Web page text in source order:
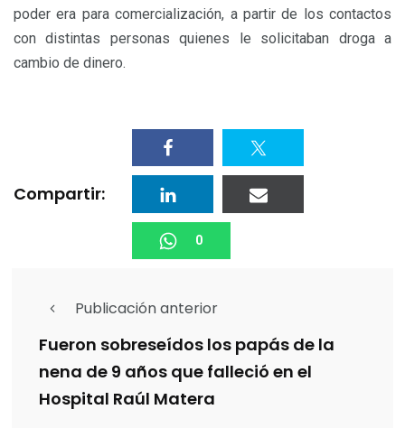
poder era para comercialización, a partir de los contactos
con distintas personas quienes le solicitaban droga a
cambio de dinero.
Compartir:
0
Publicación anterior
Fueron sobreseídos los papás de la
nena de 9 años que falleció en el
Hospital Raúl Matera